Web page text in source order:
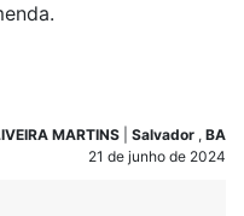
MARTINS Salvador , BA
21 de junho de 2024